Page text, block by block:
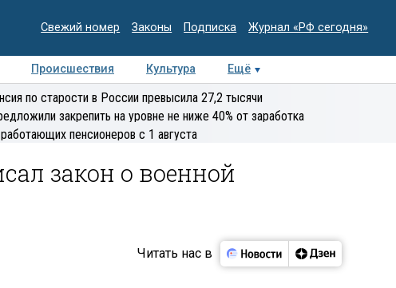
Свежий номер Законы Подписка Журнал «РФ сегодня»
Происшествия Культура Ещё
Медиацентр Интервью Колумнисты
по старости в России превысила 27,2 тысячи
закрепить на уровне не ниже 40% от заработка
пенсионеров с 1 августа
закон о военной
Читать нас в